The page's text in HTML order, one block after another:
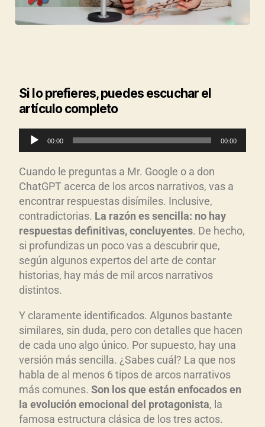
Si lo prefieres, puedes escuchar el
artículo completo
e
p
r
o
d
u
c
t
o
r
d
e
a
u
d
i
o
00:00 00:00
Cuando le preguntas a Mr. Google o a don
ChatGPT acerca de los arcos narrativos, vas a
encontrar respuestas disímiles. Inclusive,
contradictorias. La razón es sencilla: no hay
respuestas definitivas, concluyentes. De hecho,
si profundizas un poco vas a descubrir que,
según algunos expertos del arte de contar
historias, hay más de mil arcos narrativos
distintos.
Y claramente identificados. Algunos bastante
similares, sin duda, pero con detalles que hacen
de cada uno algo único. Por supuesto, hay una
versión más sencilla. ¿Sabes cuál? La que nos
habla de al menos 6 tipos de arcos narrativos
más comunes. Son los que están enfocados en
la evolución emocional del protagonista, la
famosa estructura clásica de los tres actos.